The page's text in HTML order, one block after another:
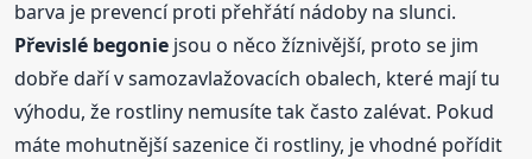
barva je prevencí proti přehřátí nádoby na slunci.
Převislé begonie jsou o něco žíznivější, proto se jim
dobře daří v samozavlažovacích obalech, které mají tu
výhodu, že rostliny nemusíte tak často zalévat. Pokud
máte mohutnější sazenice či rostliny, je vhodné pořídit